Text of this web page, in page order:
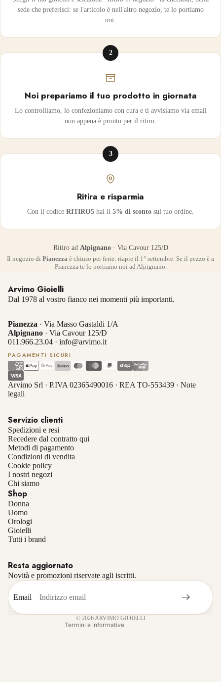
sede che preferisci: se l'articolo è nell'altro negozio, te lo portiamo
noi.
2
Noi prepariamo il tuo prodotto in giornata
Lo controlliamo, lo confezioniamo con cura e ti avvisiamo via email
non appena è pronto per il ritiro.
3
Ritira e risparmia
Con il codice RITIRO5 hai il 5% di sconto sul tuo ordine.
Ritiro ad Alpignano· Via Cavour 125/D
Il negozio di Pianezza è chiuso per ferie: riapre il 1° settembre. Se il pezzo è a
Pianezza te lo portiamo noi ad Alpignano.
Arvimo Gioielli
Dal 1978 al vostro fianco nei momenti più importanti.
Pianezza · Via Masso Gastaldi 1/A
Alpignano · Via Cavour 125/D
011.966.23.04 · info@arvimo.it
PAGAMENTI SICURI
Arvimo Srl · P.IVA 02365490016 · REA TO-553439 · Note
legali
Servizio clienti
Spedizioni e resi
Recedere dal contratto qui
Metodi di pagamento
Condizioni di vendita
Cookie policy
I nostri negozi
Chi siamo
Shop
Donna
Uomo
Orologi
Gioielli
Tutti i brand
Resta aggiornato
Novità e promozioni riservate agli iscritti.
Email
© 2026 ARVIMO GIOIELLI
Termini e informative
Informativa sulla privacy
Termini e condizioni del servizio
Recapiti
Informativa sulle spedizioni